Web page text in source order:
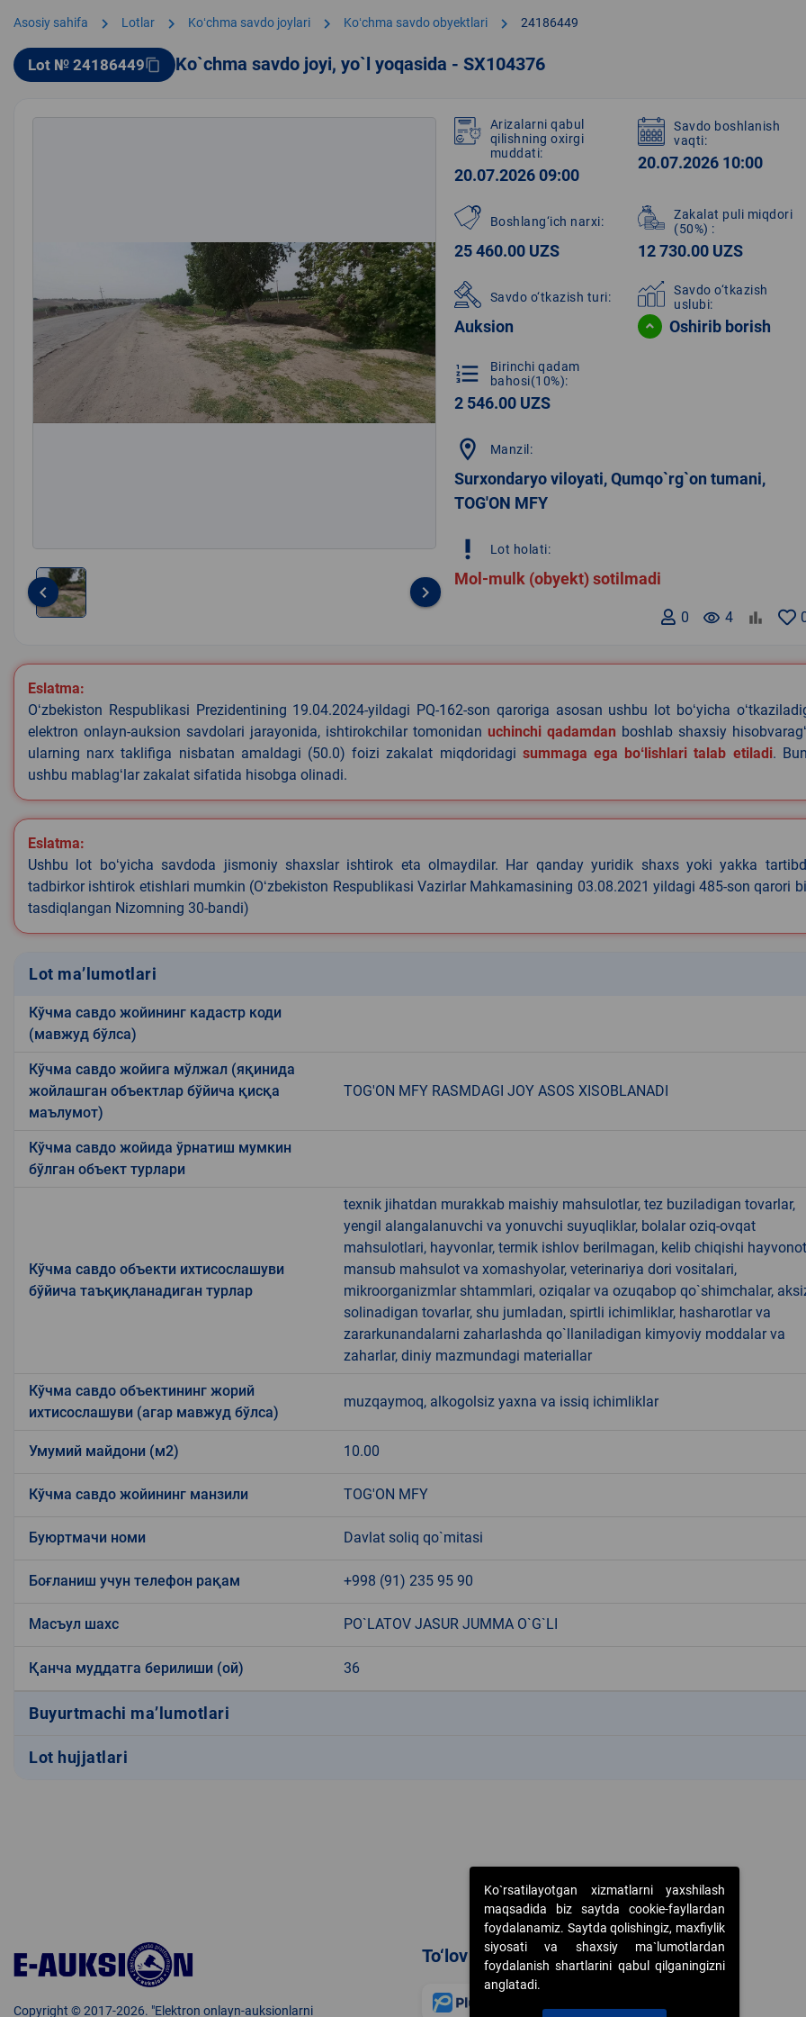
Asosiy sahifa chevron_right Lotlar chevron_right Koʻchma savdo joylari chevron_right Koʻchma savdo obyektlari chevron_right 24186449
Lot № 24186449content_copy Ko`chma savdo joyi, yo`l yoqasida - SX104376
of
1
keyboard_arrow_left keyboard_arrow_right
Arizalarni qabul
qilishning oxirgi
muddati:
20.07.2026 09:00
Savdo boshlanish
vaqti:
20.07.2026 10:00
Boshlang‘ich narxi:
25 460.00 UZS
Zakalat puli miqdori
(50%) :
12 730.00 UZS
Savdo o‘tkazish turi:
Auksion
Savdo o‘tkazish
uslubi:
Oshirib borish
format_list_numbered
Birinchi qadam
bahosi(10%):
2 546.00 UZS
location_on Manzil:
Surxondaryo viloyati, Qumqo`rg`on tumani,
TOG'ON MFY
priority_high Lot holati:
Mol-mulk (obyekt) sotilmadi
remove_red_eye 4
0
Eslatma:
Oʻzbekiston Respublikasi Prezidentining 19.04.2024-yildagi PQ-162-son qaroriga asosan ushbu lot boʻyicha
elektron onlayn-auksion savdolari jarayonida, ishtirokchilar tomonidan uchinchi qadamdan boshlab shaxsiy
ularning narx taklifiga nisbatan amaldagi (50.0) foizi zakalat miqdoridagi summaga ega boʻlishlari talab etiladi.
ushbu mablagʻlar zakalat sifatida hisobga olinadi.
Eslatma:
Ushbu lot boʻyicha savdoda jismoniy shaxslar ishtirok eta olmaydilar. Har qanday yuridik shaxs yoki yakka
tadbirkor ishtirok etishlari mumkin (Oʻzbekiston Respublikasi Vazirlar Mahkamasining 03.08.2021 yildagi 485-son qarori
tasdiqlangan Nizomning 30-bandi)
Lot ma’lumotlari
Кўчма савдо жойининг кадастр коди
(мавжуд бўлса)
Кўчма савдо жойига мўлжал (яқинида
жойлашган объектлар бўйича қисқа
маълумот)
TOG'ON MFY RASMDAGI JOY ASOS XISOBLANADI
Кўчма савдо жойида ўрнатиш мумкин
бўлган объект турлари
Кўчма савдо объекти ихтисослашуви
бўйича таъқиқланадиган турлар
texnik jihatdan murakkab maishiy mahsulotlar, tez buziladigan tovarlar,
yengil alangalanuvchi va yonuvchi suyuqliklar, bolalar oziq-ovqat
mahsulotlari, hayvonlar, termik ishlov berilmagan, kelib chiqishi
mansub mahsulot va xomashyolar, veterinariya dori vositalari,
mikroorganizmlar shtammlari, oziqalar va ozuqabop qo`shimchalar,
solinadigan tovarlar, shu jumladan, spirtli ichimliklar, hasharotlar va
zararkunandalarni zaharlashda qo`llaniladigan kimyoviy moddalar va
zaharlar, diniy mazmundagi materiallar
Кўчма савдо объектининг жорий
ихтисослашуви (агар мавжуд бўлса)
muzqaymoq, alkogolsiz yaxna va issiq ichimliklar
Умумий майдони (м2) 10.00
Кўчма савдо жойининг манзили TOG'ON MFY
Буюртмачи номи Davlat soliq qo`mitasi
Боғланиш учун телефон рақам +998 (91) 235 95 90
Масъул шахс PO`LATOV JASUR JUMMA O`G`LI
Қанча муддатга берилиши (ой) 36
Buyurtmachi ma’lumotlari
Lot hujjatlari
Copyright © 2017-2026. "Elektron onlayn-auksionlarni
To‘lov usullari
Ko`rsatilayotgan xizmatlarni yaxshilash
maqsadida biz saytda cookie-fayllardan
foydalanamiz. Saytda qolishingiz, maxfiylik
siyosati va shaxsiy ma`lumotlardan
foydalanish shartlarini qabul qilganingizni
anglatadi.